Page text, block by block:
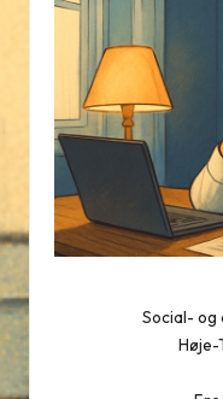
Social-
Høje-